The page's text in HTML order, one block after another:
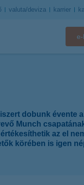
valuta/deviza karrier
dobunk évente
Munch
az el
körében is igen